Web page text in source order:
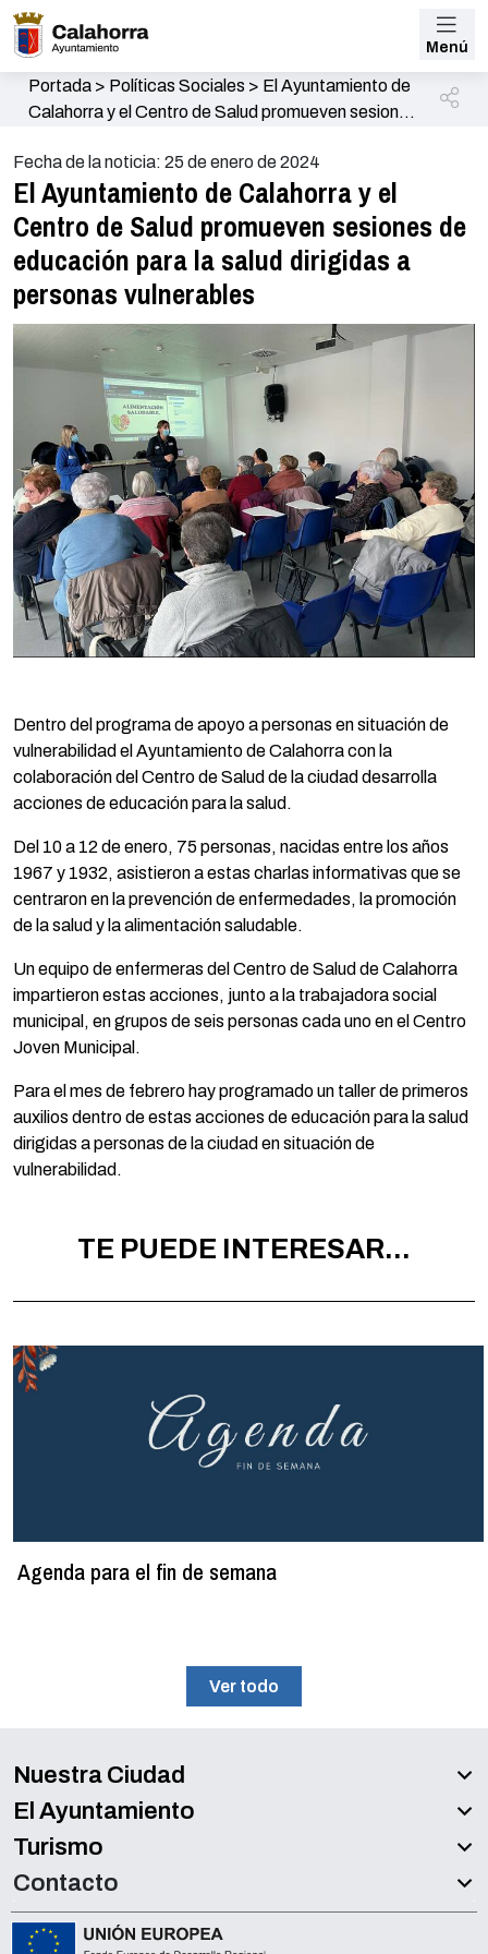
Menú
Portada> Políticas Sociales > El Ayuntamiento de
Calahorra y el Centro de Salud promueven sesiones
vulnerables
Fecha de la noticia: 25 de enero de 2024
El Ayuntamiento de Calahorra y el
Centro de Salud promueven sesiones de
educación para la salud dirigidas a
personas vulnerables
Dentro del programa de apoyo a personas en situación de
vulnerabilidad el Ayuntamiento de Calahorra con la
colaboración del Centro de Salud de la ciudad desarrolla
acciones de educación para la salud.
Del 10 a 12 de enero, 75 personas, nacidas entre los años
1967 y 1932, asistieron a estas charlas informativas que se
centraron en la prevención de enfermedades, la promoción
de la salud y la alimentación saludable.
Un equipo de enfermeras del Centro de Salud de Calahorra
impartieron estas acciones, junto a la trabajadora social
municipal, en grupos de seis personas cada uno en el Centro
Joven Municipal.
Para el mes de febrero hay programado un taller de primeros
auxilios dentro de estas acciones de educación para la salud
dirigidas a personas de la ciudad en situación de
vulnerabilidad.
TE PUEDE INTERESAR...
Agenda para el fin de semana
Ver todo
Nuestra Ciudad
El Ayuntamiento
Turismo
Contacto